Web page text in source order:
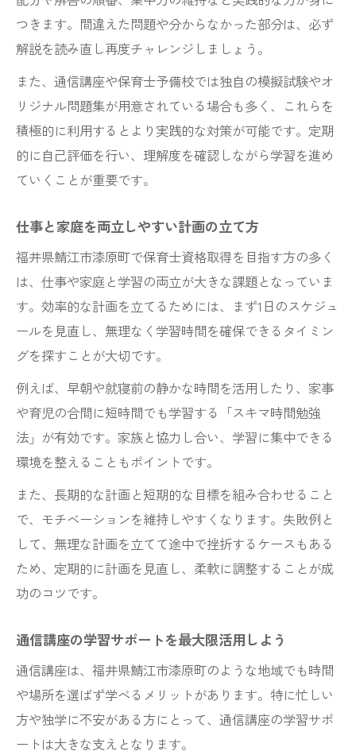
つきます。間違えた問題や分からなかった部分は、必ず
解説を読み直し再度チャレンジしましょう。
また、通信講座や保育士予備校では独自の模擬試験やオ
リジナル問題集が用意されている場合も多く、これらを
積極的に利用するとより実践的な対策が可能です。定期
的に自己評価を行い、理解度を確認しながら学習を進め
ていくことが重要です。
仕事と家庭を両立しやすい計画の立て方
福井県鯖江市漆原町で保育士資格取得を目指す方の多く
は、仕事や家庭と学習の両立が大きな課題となっていま
す。効率的な計画を立てるためには、まず1日のスケジュ
ールを見直し、無理なく学習時間を確保できるタイミン
グを探すことが大切です。
例えば、早朝や就寝前の静かな時間を活用したり、家事
や育児の合間に短時間でも学習する「スキマ時間勉強
法」が有効です。家族と協力し合い、学習に集中できる
環境を整えることもポイントです。
また、長期的な計画と短期的な目標を組み合わせること
で、モチベーションを維持しやすくなります。失敗例と
して、無理な計画を立てて途中で挫折するケースもある
ため、定期的に計画を見直し、柔軟に調整することが成
功のコツです。
通信講座の学習サポートを最大限活用しよう
通信講座は、福井県鯖江市漆原町のような地域でも時間
や場所を選ばず学べるメリットがあります。特に忙しい
方や独学に不安がある方にとって、通信講座の学習サポ
ートは大きな支えとなります。